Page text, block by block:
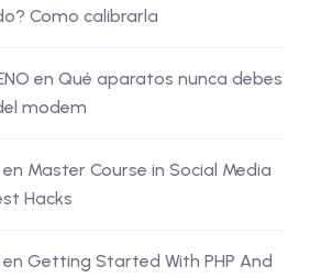
Como calibrarla
en Qué aparatos nunca debes
modem
en Master Course in Social Media
Hacks
en Getting Started With PHP And